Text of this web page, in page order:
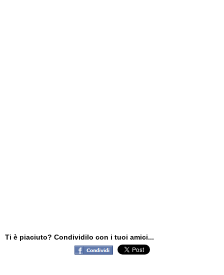
Ti è piaciuto? Condividilo con i tuoi amici...